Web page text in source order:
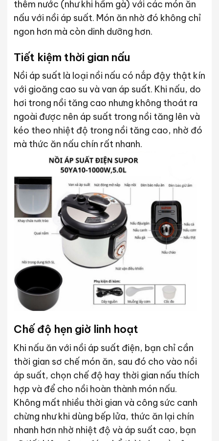
thêm nước (như khi hầm gà) với các món ăn
nấu với nồi áp suất. Món ăn nhờ đó không chỉ
ngon hơn mà còn dinh dưỡng hơn.
Tiết kiệm thời gian nấu
Nồi áp suất là loại nồi nấu có nắp đậy thật kín
với gioăng cao su và van áp suất. Khi nấu, do
hơi trong nồi tăng cao nhưng không thoát ra
ngoài được nên áp suất trong nồi tăng lên và
kéo theo nhiệt độ trong nồi tăng cao, nhờ đó
mà thức ăn nấu chín rất nhanh.
Chế độ hẹn giờ linh hoạt
Khi nấu ăn với nồi áp suất điện, bạn chỉ cần
thời gian sơ chế món ăn, sau đó cho vào nồi
áp suất, chọn chế độ hay thời gian nấu thích
hợp và để cho nồi hoàn thành món nấu.
Không mất nhiều thời gian và công sức canh
chừng như khi dùng bếp lửa, thức ăn lại chín
nhanh hơn nhờ nhiệt độ và áp suất cao, bạn